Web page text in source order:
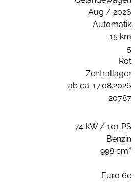
Aug / 2026
Automatik
15 km
5
Rot
Zentrallager
ab ca. 17.08.2026
20787
74 kW / 101 PS
Benzin
998 cm³
Euro 6e